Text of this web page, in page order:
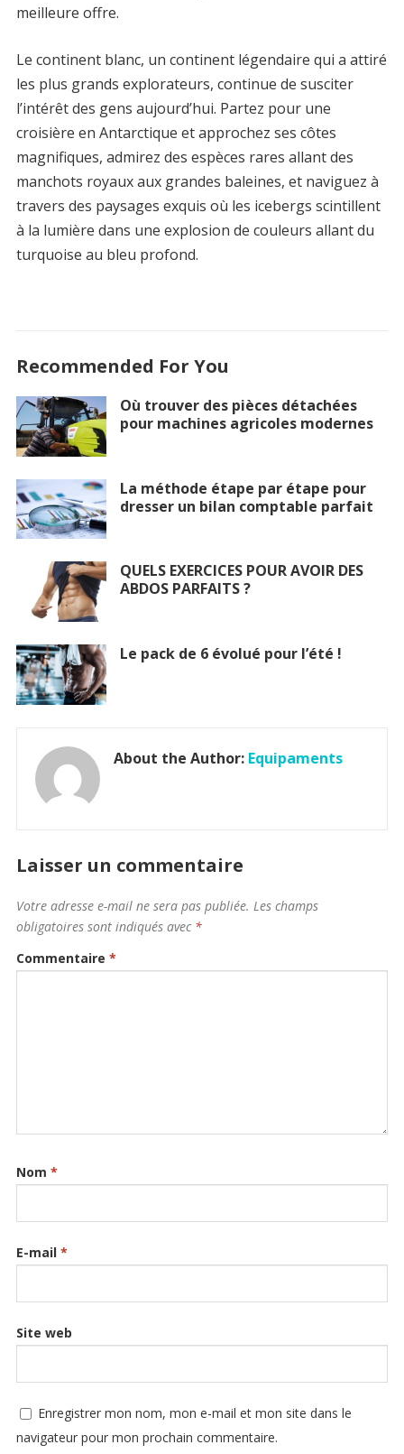
meilleure offre.
Le continent blanc, un continent légendaire qui a attiré
les plus grands explorateurs, continue de susciter
l’intérêt des gens aujourd’hui. Partez pour une
croisière en Antarctique et approchez ses côtes
magnifiques, admirez des espèces rares allant des
manchots royaux aux grandes baleines, et naviguez à
travers des paysages exquis où les icebergs scintillent
à la lumière dans une explosion de couleurs allant du
turquoise au bleu profond.
Recommended For You
Où trouver des pièces détachées
pour machines agricoles modernes
La méthode étape par étape pour
dresser un bilan comptable parfait
QUELS EXERCICES POUR AVOIR DES
ABDOS PARFAITS ?
Le pack de 6 évolué pour l’été !
About the Author: Equipaments
Laisser un commentaire
Votre adresse e-mail ne sera pas publiée. Les champs
obligatoires sont indiqués avec *
Commentaire *
Nom *
E-mail *
Site web
Enregistrer mon nom, mon e-mail et mon site dans le
navigateur pour mon prochain commentaire.